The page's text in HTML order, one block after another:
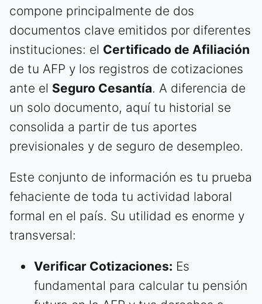
compone principalmente de dos
documentos clave emitidos por diferentes
instituciones: el Certificado de Afiliación
de tu AFP y los registros de cotizaciones
ante el Seguro Cesantía. A diferencia de
un solo documento, aquí tu historial se
consolida a partir de tus aportes
previsionales y de seguro de desempleo.
Este conjunto de información es tu prueba
fehaciente de toda tu actividad laboral
formal en el país. Su utilidad es enorme y
transversal:
Verificar Cotizaciones: Es
fundamental para calcular tu pensión